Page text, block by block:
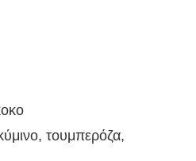
τουμπερόζα,